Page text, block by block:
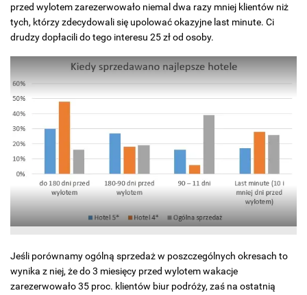
przed wylotem zarezerwowało niemal dwa razy mniej klientów niż
tych, którzy zdecydowali się upolować okazyjne last minute. Ci
drudzy dopłacili do tego interesu 25 zł od osoby.
Jeśli porównamy ogólną sprzedaż w poszczególnych okresach to
wynika z niej, że do 3 miesięcy przed wylotem wakacje
zarezerwowało 35 proc. klientów biur podróży, zaś na ostatnią